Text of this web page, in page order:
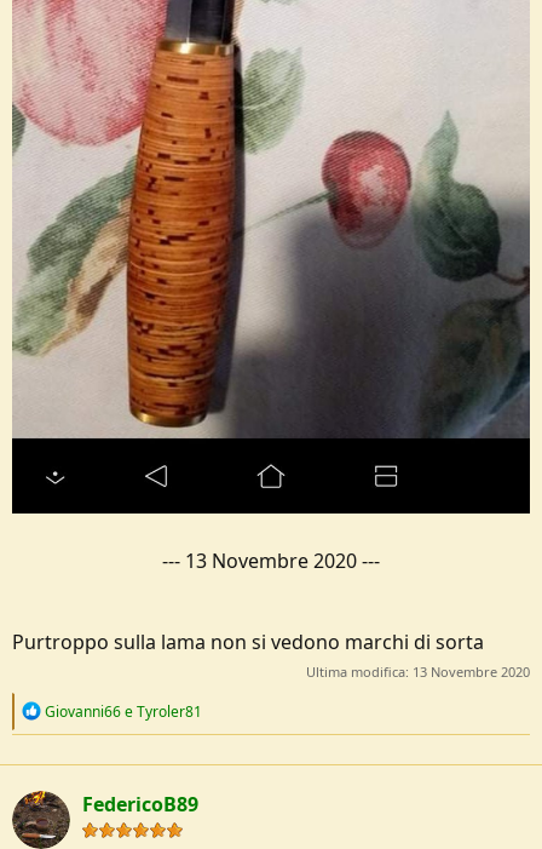
--- 13 Novembre 2020---
Purtroppo sulla lama non si vedono marchi di sorta
Ultima modifica: 13 Novembre 2020
R
c
t
i
o
n
Giovanni66eTyroler81
FedericoB89